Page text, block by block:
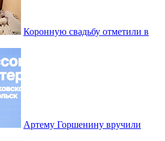
Коронную свадьбу отметили в
Артему Горшенину вручили